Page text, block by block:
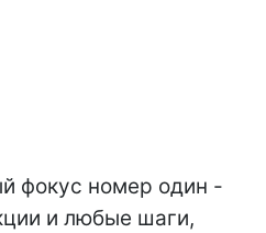
фокус номер один -
и любые шаги,